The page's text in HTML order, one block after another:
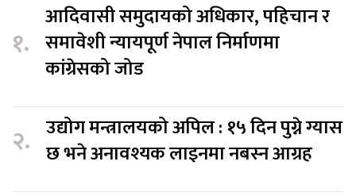
१.
आदिवासी समुदायको अधिकार, पहिचान र
समावेशी न्यायपूर्ण नेपाल निर्माणमा
कांग्रेसको जोड
२. उद्योग मन्त्रालयको अपिल : १५ दिन पुग्ने ग्यास
छ भने अनावश्यक लाइनमा नबस्न आग्रह